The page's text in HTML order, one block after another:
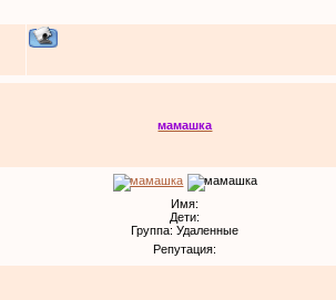
мамашка
Имя:
Дети:
Группа: Удаленные
Репутация: